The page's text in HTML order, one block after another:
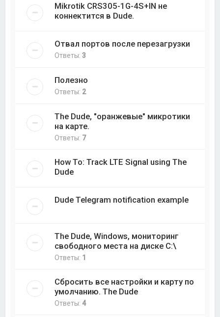
Mikrotik CRS305-1G-4S+IN не
коннектится в Dude.
Отвал портов после перезагрузки
Ответы:3
Полезно
Ответы: 2
The Dude, "оранжевые" микротики
на карте.
Ответы: 7
How To: Track LTE Signal using The
Dude
Dude Telegram notification example
The Dude, Windows, мониторинг
свободного места на диске C:\
Ответы: 1
Сбросить все настройки и карту по
умолчанию. The Dude
Ответы:4